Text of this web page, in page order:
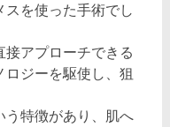
スを使った手術でし
アプローチできる
ジーを駆使し、狙
う特徴があり、肌へ